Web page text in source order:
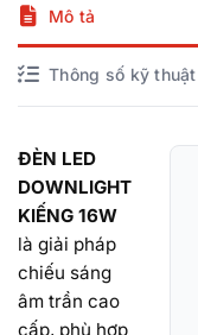
Mô tả
Thông số kỹ thuật
ĐÈN LED
DOWNLIGHT
KIẾNG 16W
là giải pháp
chiếu sáng
âm trần cao
cấp, phù hợp